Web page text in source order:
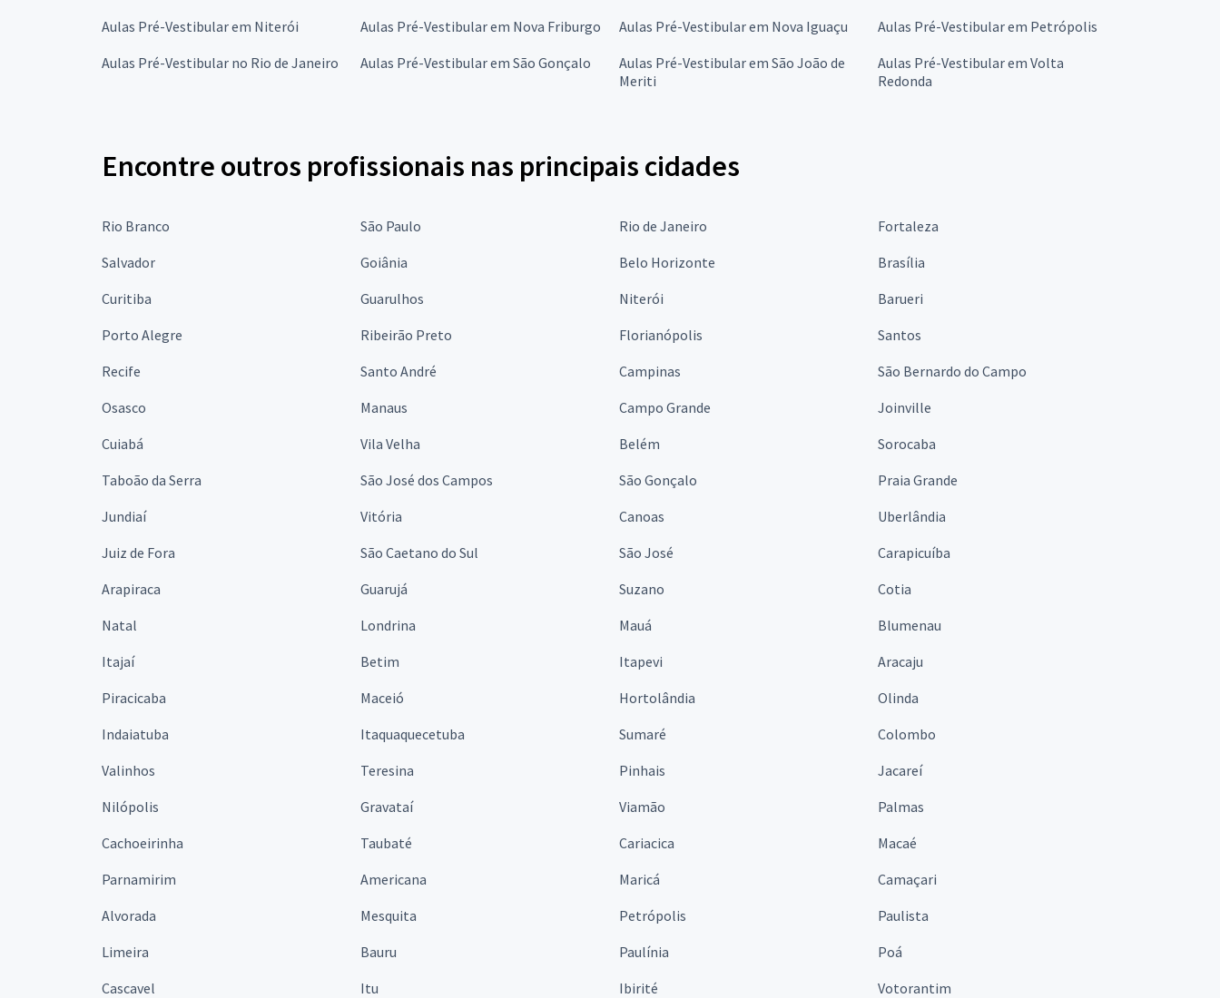
Aulas Pré-Vestibular em Niterói
Aulas Pré-Vestibular em Nova Friburgo Aulas Pré-Vestibular em Nova Iguaçu
Aulas Pré-Vestibular em Petrópolis
Aulas Pré-Vestibular no Rio de Janeiro
Aulas Pré-Vestibular em São Gonçalo
Aulas Pré-Vestibular em São João de
Meriti
Aulas Pré-Vestibular em Volta
Redonda
Encontre outros profissionais nas principais cidades
Rio Branco São Paulo Rio de Janeiro
Fortaleza
Salvador
Goiânia Belo Horizonte
Brasília
Curitiba
Guarulhos Niterói
Barueri
Porto Alegre
Ribeirão Preto Florianópolis
Santos
Recife
Santo André Campinas
São Bernardo do Campo
Osasco
Manaus Campo Grande
Joinville
Cuiabá
Vila Velha Belém
Sorocaba
Taboão da Serra
São José dos Campos São Gonçalo
Praia Grande
Jundiaí
Vitória Canoas
Uberlândia
Juiz de Fora
São Caetano do Sul São José
Carapicuíba
Arapiraca
Guarujá Suzano
Cotia
Natal
Londrina Mauá
Blumenau
Itajaí
Betim Itapevi
Aracaju
Piracicaba
Maceió Hortolândia
Olinda
Indaiatuba
Itaquaquecetuba Sumaré
Colombo
Valinhos
Teresina Pinhais
Jacareí
Nilópolis
Gravataí Viamão
Palmas
Cachoeirinha
Taubaté Cariacica
Macaé
Parnamirim
Americana Maricá
Camaçari
Alvorada
Mesquita Petrópolis
Paulista
Limeira
Bauru Paulínia
Poá
Cascavel
Itu Ibirité Votorantim